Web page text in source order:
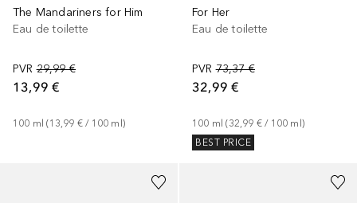
The Mandariners for Him
Eau de toilette
PVR 29,99 €
13,99 €
100 ml (13,99 € / 100 ml)
For Her
Eau de toilette
PVR 73,37 €
32,99 €
100 ml (32,99 € / 100 ml )
BEST PRICE